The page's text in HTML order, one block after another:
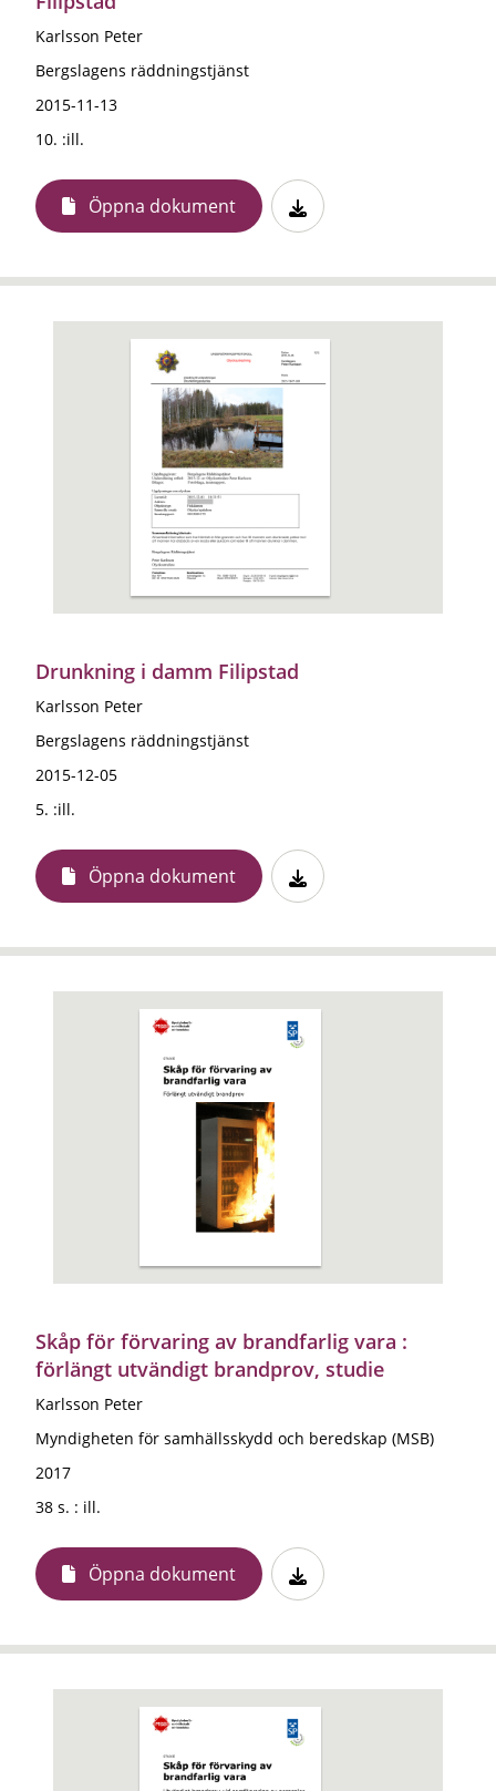
Karlsson Peter
Bergslagens räddningstjänst
2015-11-13
10. :ill.
Öppna dokument
Drunkning i damm Filipstad
Karlsson Peter
Bergslagens räddningstjänst
2015-12-05
5. :ill.
Öppna dokument
Skåp för förvaring av brandfarlig vara :
förlängt utvändigt brandprov, studie
Karlsson Peter
Myndigheten för samhällsskydd och beredskap (MSB)
2017
38 s. : ill.
Öppna dokument